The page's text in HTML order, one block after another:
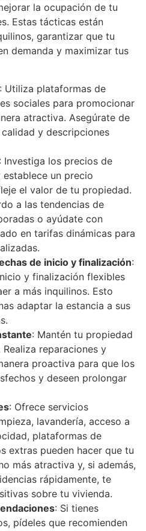
la ocupación de tu
Estas tácticas están
garantizar que tu
demanda y maximizar tus
: Utiliza plataformas de
sociales para promocionar
atractiva. Asegúrate de
y descripciones
: Investiga los precios de
un precio
el valor de tu propiedad.
a las tendencias de
o ayúdate con
en tarifas dinámicas para
de inicio y finalización:
y finalización flexibles
a más inquilinos. Esto
adaptar la estancia a sus
: Mantén tu propiedad
reparaciones y
proactiva para que los
y deseen prolongar
: Ofrece servicios
lavandería, acceso a
plataformas de
extras pueden hacer que tu
más atractiva y, si además,
rápidamente, te
sobre tu vivienda.
: Si tienes
pídeles que recomienden